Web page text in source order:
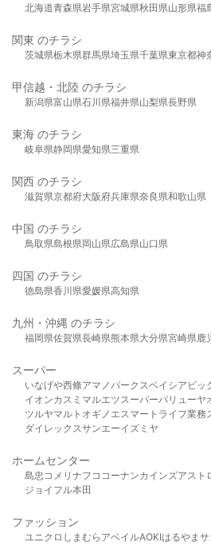
北海道青森県岩手県宮城県秋田県山形県福
関東 のチラシ
茨城県栃木県群馬県埼玉県千葉県東京都神
甲信越・北陸 のチラシ
新潟県富山県石川県福井県山梨県長野県
東海 のチラシ
岐阜県静岡県愛知県三重県
関西 のチラシ
滋賀県京都府大阪府兵庫県奈良県和歌山県
中国 のチラシ
鳥取県島根県岡山県広島県山口県
四国 のチラシ
徳島県香川県愛媛県高知県
九州・沖縄 のチラシ
福岡県佐賀県長崎県熊本県大分県宮崎県 鹿
スーパー
いなげや西條アマノパークスベイシア ビッ
イオンカスミ マルエツ スーパーバリューヤ
ツルヤマルト オギノ エスマート ライフ業務
ダイレックスサンエーイズミヤ
ホームセンター
島忠 コメリ ナフコ コーナンカインズアスト
ジョイフル本田
ファッション
ユニクロ しまむら アベイルAOKIはるやま